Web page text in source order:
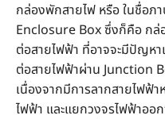
กล่องพักสายไฟ หรือ ในชื่อ
Enclosure Box ซึ่งก็คือ กล่
ต่อสายไฟฟ้า ที่อาจจะมีปัญหา
ต่อสายไฟฟ้าผ่าน Junction
เนื่องจากมีการลากสายไฟฟ้
ไฟฟ้า และแยกวงจรไฟฟ้าออ